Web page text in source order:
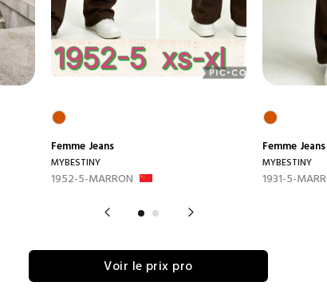
Femme Jeans
MYBESTINY
1952-5-MARRON
Femme Jeans
MYBESTINY
1931-5-
Voir le prix pro